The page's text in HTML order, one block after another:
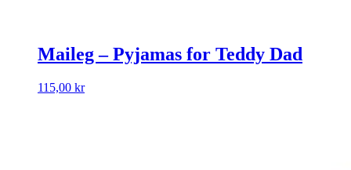
Maileg – Pyjamas for Teddy Dad
115,00 kr